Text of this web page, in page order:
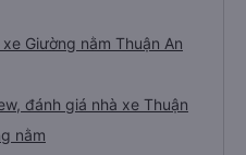
Giường nằm Thuận An
đánh giá nhà xe Thuận
nằm